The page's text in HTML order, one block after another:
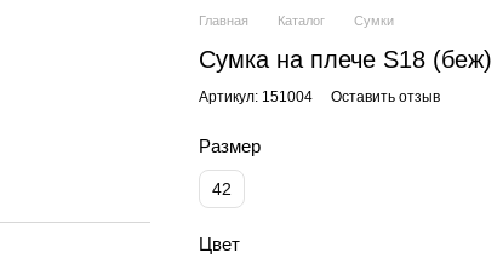
Главная Каталог Сумки
Сумка на плече S18 (беж)
Артикул: 151004 Оставить отзыв
Размер
42
Цвет